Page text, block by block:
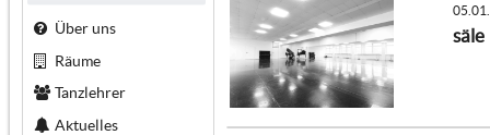
Über uns
Räume
Tanzlehrer
Aktuelles
säle